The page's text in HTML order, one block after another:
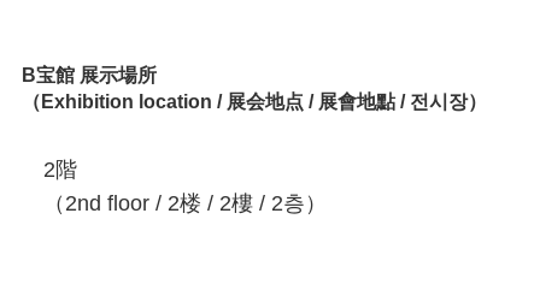
B宝館 展示場所
（Exhibition location / 展会地点 / 展會地點 / 전시장）
2階
（2nd floor / 2楼 / 2樓 / 2층）